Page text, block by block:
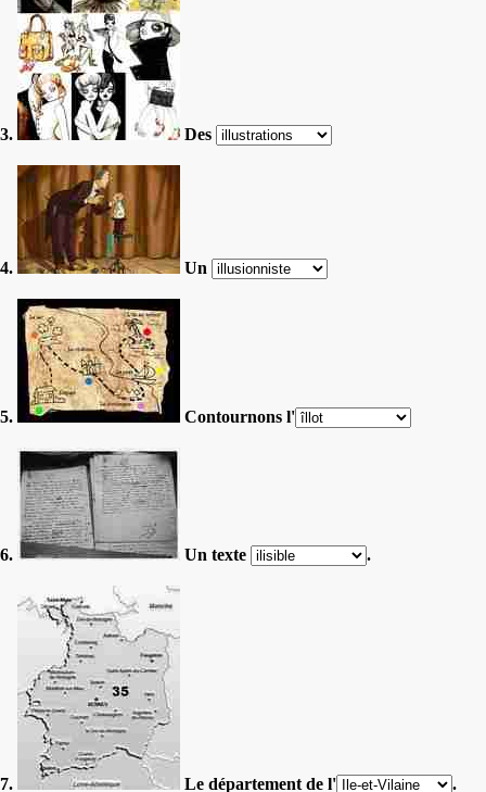
3. Des
4. Un
5. Contournons l'
6. Un texte .
7. Le département de l' .